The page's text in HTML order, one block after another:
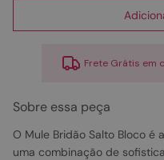
Frete Grátis em
Sobre essa peça
O Mule Bridão Salto Bloco
uma combinação de